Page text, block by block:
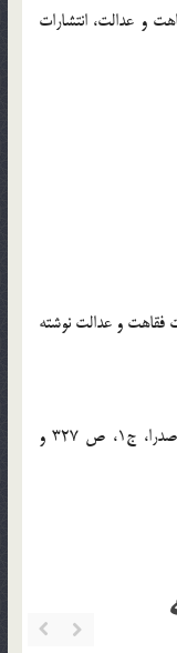
و عدالت، انتشارات
فقاهت و عدالت نوشته
[12] . مطهري، مرتضي، مجموعه آثار، انشارات صدرا، ج1، ص 327 و